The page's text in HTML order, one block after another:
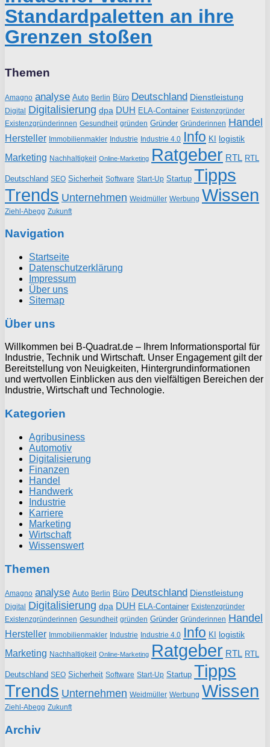
Standardpaletten an ihre
Grenzen stoßen
Themen
Amagno analyse Auto Berlin Büro Deutschland Dienstleistung
Digital Digitalisierung dpa DUH ELA-Container Existenzgründer
Existenzgründerinnen Gesundheit gründen Gründer Gründerinnen Handel
Hersteller Immobilienmakler Industrie Industrie 4.0 Info KI logistik
Marketing Nachhaltigkeit Online-Marketing Ratgeber RTL RTL
Deutschland SEO Sicherheit Software Start-Up Startup Tipps
Trends Unternehmen Weidmüller Werbung Wissen
Ziehl-Abegg Zukunft
Navigation
Startseite
Datenschutzerklärung
Impressum
Über uns
Sitemap
Über uns
Willkommen bei B-Quadrat.de – Ihrem Informationsportal für
Industrie, Technik und Wirtschaft. Unser Engagement gilt der
Bereitstellung von Neuigkeiten, Hintergrundinformationen
und wertvollen Einblicken aus den vielfältigen Bereichen der
Industrie, Wirtschaft und Technologie.
Kategorien
Agribusiness
Automotiv
Digitalisierung
Finanzen
Handel
Handwerk
Industrie
Karriere
Marketing
Wirtschaft
Wissenswert
Themen
Amagno analyse Auto Berlin Büro Deutschland Dienstleistung
Digital Digitalisierung dpa DUH ELA-Container Existenzgründer
Existenzgründerinnen Gesundheit gründen Gründer Gründerinnen Handel
Hersteller Immobilienmakler Industrie Industrie 4.0 Info KI logistik
Marketing Nachhaltigkeit Online-Marketing Ratgeber RTL RTL
Deutschland SEO Sicherheit Software Start-Up Startup Tipps
Trends Unternehmen Weidmüller Werbung Wissen
Ziehl-Abegg Zukunft
Archiv